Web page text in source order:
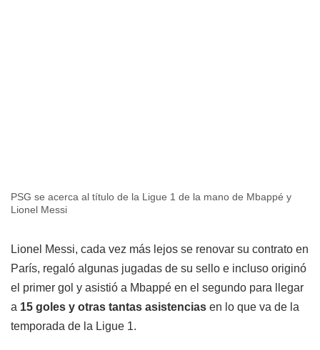
PSG se acerca al título de la Ligue 1 de la mano de Mbappé y
Lionel Messi
Lionel Messi, cada vez más lejos se renovar su contrato en
París, regaló algunas jugadas de su sello e incluso originó
el primer gol y asistió a Mbappé en el segundo para llegar
a 15 goles y otras tantas asistencias en lo que va de la
temporada de la Ligue 1.